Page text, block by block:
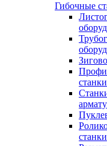
Гибочные
станки
станки